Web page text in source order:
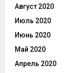
Август 2020
Июль 2020
Июнь 2020
Май 2020
Апрель 2020